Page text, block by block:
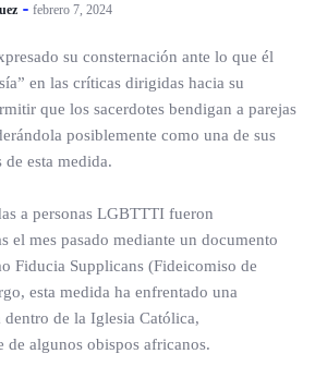
febrero 7, 2024
su consternación ante lo que él
en las críticas dirigidas hacia su
que los sacerdotes bendigan a parejas
posiblemente como una de sus
de esta medida.
a personas LGBTTTI fueron
el mes pasado mediante un documento
Fiducia Supplicans (Fideicomiso de
esta medida ha enfrentado una
de la Iglesia Católica,
de algunos obispos africanos.